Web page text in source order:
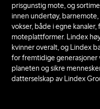
prisgunstig mote, og
innen undertøy,
vokser, både i egne
moteplattformer. Lindex
kvinner overalt, og Lindex
for fremtidige generasjoner
planeten og sikre
datterselskap av Lindex